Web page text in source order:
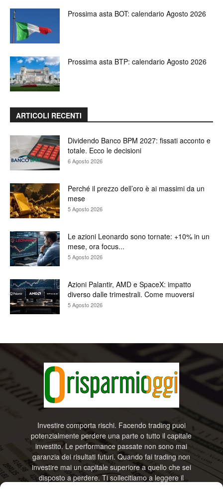
Prossima asta BOT: calendario Agosto 2026
Prossima asta BTP: calendario Agosto 2026
ARTICOLI RECENTI
Dividendo Banco BPM 2027: fissati acconto e
totale. Ecco le decisioni
6 Agosto 2026
Perché il prezzo dell’oro è ai massimi da un
mese
5 Agosto 2026
Le azioni Leonardo sono tornate: +10% in un
mese, ora focus...
5 Agosto 2026
Azioni Palantir, AMD e SpaceX: impatto
diverso dalle trimestrali. Come muoversi
5 Agosto 2026
Investire comporta rischi. Facendo trading puoi
potenzialmente perdere una parte o tutto il capitale
investito. Le performance passate non sono mai
garanzia dei risultati futuri. Quando fai trading non
investire mai un capitale superiore a quello che sei
disposto a perdere. Ti sollecitiamo a leggere il